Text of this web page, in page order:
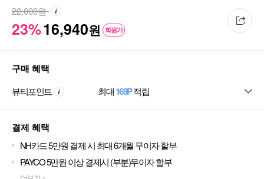
23%16,940원 회원가
22,000원
구매 혜택
뷰티포인트 최대169P적립
결제 혜택
NH카드 5만원 결제 시 최대 6개월 무이자 할부
PAYCO 5만원 이상 결제시 (부분)무이자 할부